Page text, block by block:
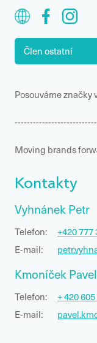
Člen ostatní
Posouváme značky
Moving brands
Kontakty
Vyhnánek Petr
Telefon:
+420 777
E-mail:
Kmoníček Pavel
Telefon:
+ 420
E-mail: